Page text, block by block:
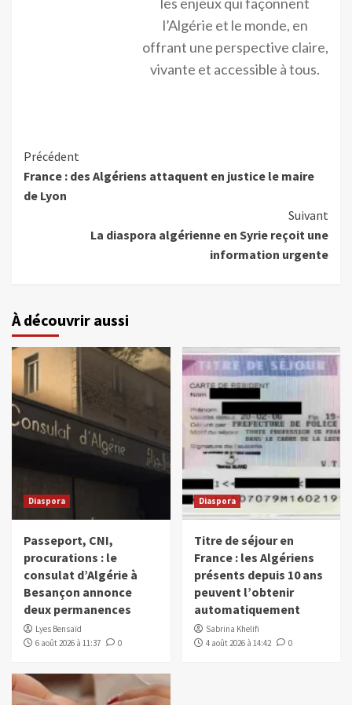
l’Algérie et le monde, en
offrant une perspective claire,
vivante et accessible à tous.
Précédent
France : des Algériens attaquent en justice le maire
de Lyon
Suivant
La diaspora algérienne en Syrie reçoit une
information urgente
À découvrir aussi
Diaspora
Passeport, CNI,
procurations : le
consulat d’Algérie à
Besançon annonce
deux permanences
Lyes Bensaïd
6 août 2026 à 11:37
0
Diaspora
Titre de séjour en
France : les Algériens
présents depuis 10 ans
peuvent l’obtenir
automatiquement
Sabrina Khelifi
4 août 2026 à 14:42
0